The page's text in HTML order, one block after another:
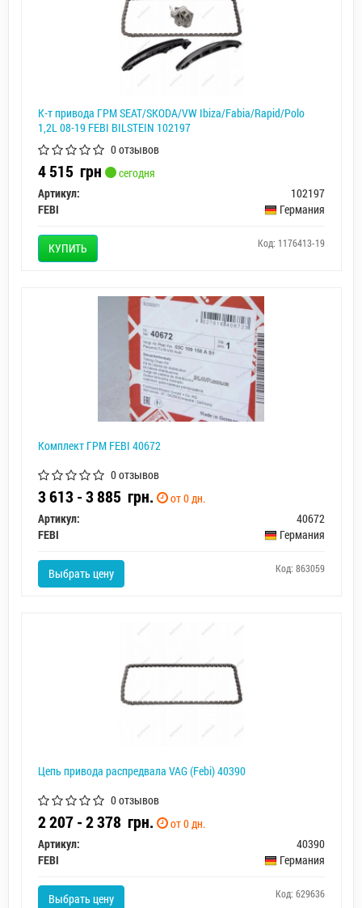
К-т привода ГРМ SEAT/SKODA/VW Ibiza/Fabia/Rapid/Polo
1,2L 08-19 FEBI BILSTEIN 102197
0 отзывов
4 515 грн
сегодня
Артикул:
102197
FEBI
Германия
КУПИТЬ Код: 1176413-19
Комплект ГРМ FEBI 40672
0 отзывов
3 613 - 3 885 грн.
от 0 дн.
Артикул:
40672
FEBI
Германия
Выбрать цену Код: 863059
Цепь привода распредвала VAG (Febi) 40390
0 отзывов
2 207 - 2 378 грн.
от 0 дн.
Артикул:
40390
FEBI
Германия
Выбрать цену Код: 629636